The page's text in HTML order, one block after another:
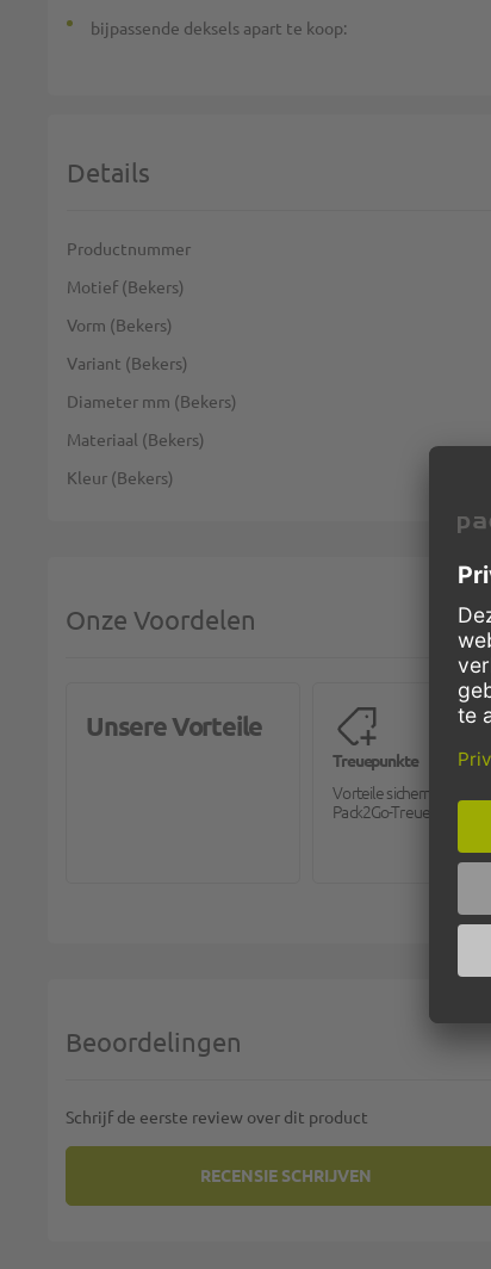
bijpassende deksels apart te koop:
Details
Meer informatie
Productnummer
Motief (Bekers)
Vorm (Bekers)
Variant (Bekers)
Diameter mm (Bekers)
Materiaal (Bekers)
Kleur (Bekers)
Onze Voordelen
Unsere Vorteile
Treuepunkte
Vorteile sichern mit dem
Pack2Go-Treueprogramm.
Beoordelingen
Schrijf de eerste review over dit product
RECENSIE SCHRIJVEN